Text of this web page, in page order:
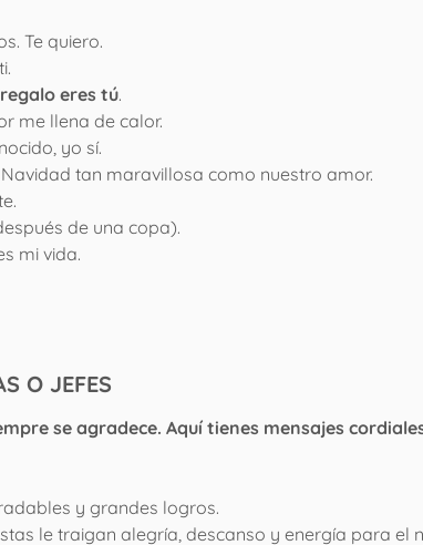
Te quiero.
eres tú.
me llena de calor.
yo sí.
tan maravillosa como nuestro amor.
de una copa).
mi vida.
O JEFES
se agradece. Aquí tienes mensajes
y grandes logros.
le traigan alegría, descanso y energía para el